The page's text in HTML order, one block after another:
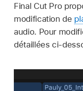
Final Cut Pro
modification de
audio. Pour
détaillées ci-